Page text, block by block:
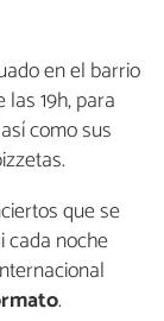
en el barrio
19h, para
así como sus
que se
cada noche
.